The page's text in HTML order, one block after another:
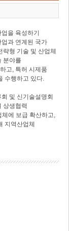
을 육성하기
과 연계된 국가
략형 기술 및 산업체
분야를
고, 특허 시제품
수행하고 있다.
및 신기술설명회
상생협력
에 보급 확산하고,
지역산업체